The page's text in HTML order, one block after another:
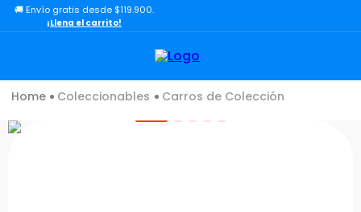
🚚 Envío gratis desde $119.900.
¡Llena el carrito!
Coleccionables Carros de Colección
TÉRMINOS MÁS BUSCADOS
3.
carro
4